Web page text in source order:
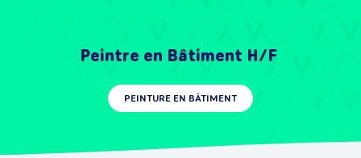
Peintre en Bâtiment H/F
PEINTURE EN BÂTIMENT